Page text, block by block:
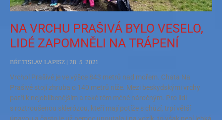
NA VRCHU PRAŠIVÁ BYLO VESELO,
LIDÉ ZAPOMNĚLI NA TRÁPENÍ
BŘETISLAV LAPISZ 28. 5. 2021
Vrchol Prašivé je ve výšce 843 metrů nad mořem. Chata Na
Prašivé stojí zhruba o 140 metrů níže. Mezi beskydskými vrchy
patří k nejoblíbenějším a také těm méně náročným. Pro lidi
s roztroušenou sklerózou, kteří mají potíže s chůzí, trpí větší
únavou a často je už nemoc upoutala i na vozík, to však není lehká